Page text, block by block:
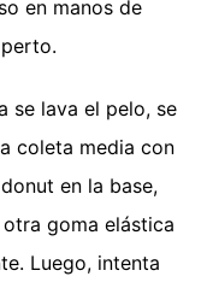
en manos de
se lava el pelo, se
coleta media con
en la base,
goma elástica
Luego, intenta